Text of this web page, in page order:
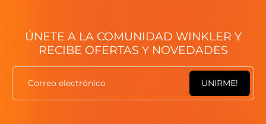
ÚNETE A LA COMUNIDAD WINKLER Y
RECIBE OFERTAS Y NOVEDADES
Correo electrónico UNIRME!